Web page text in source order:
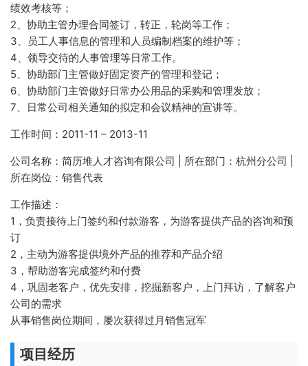
绩效考核等；
2、协助主管办理合同签订，转正，轮岗等工作；
3、员工人事信息的管理和人员编制档案的维护等；
4、领导交待的人事管理等日常工作。
5、协助部门主管做好固定资产的管理和登记；
6、协助部门主管做好日常办公用品的采购和管理发放；
7、日常公司相关通知的拟定和会议精神的宣讲等。
工作时间：2011-11 – 2013-11
公司名称：简历堆人才咨询有限公司 | 所在部门：杭州分公司 |
所在岗位：销售代表
工作描述：
1，负责接待上门签约和付款游客，为游客提供产品的咨询和预
订
2，主动为游客提供境外产品的推荐和产品介绍
3，帮助游客完成签约和付费
4，巩固老客户，优先安排，挖掘新客户，上门拜访，了解客户
公司的需求
从事销售岗位期间，屡次获得过月销售冠军
项目经历